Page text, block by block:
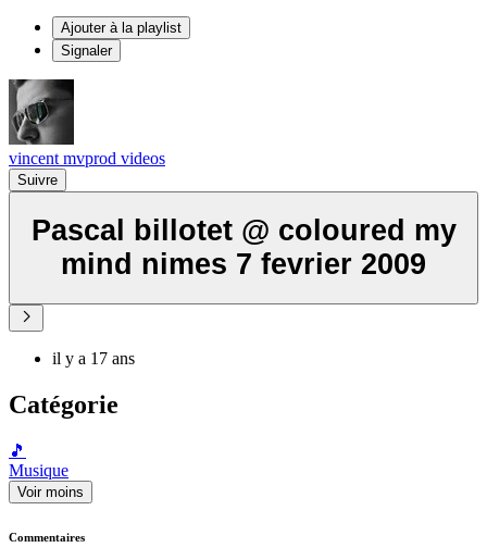
Ajouter à la playlist
Signaler
vincent mvprod videos
Suivre
Pascal billotet @ coloured my
mind nimes 7 fevrier 2009
il y a 17 ans
Catégorie
🎵
Musique
Voir moins
Commentaires